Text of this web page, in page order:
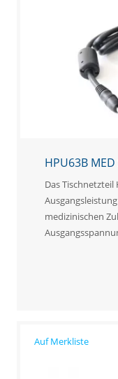
HPU63B
Das Tischnetzteil
medizinischen